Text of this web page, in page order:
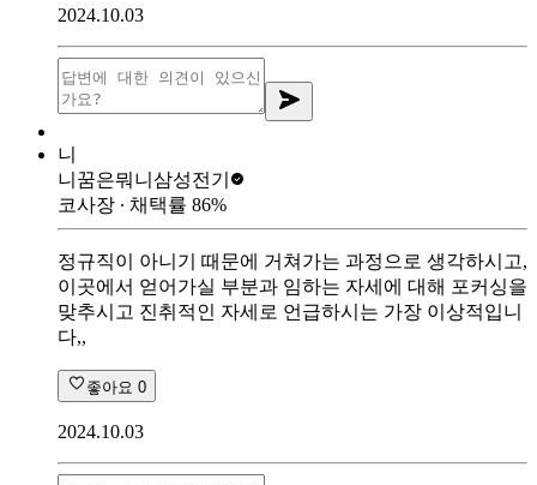
2024.10.03
니
니꿈은뭐니 삼성전기
코사장 ∙ 채택률 86%
정규직이 아니기 때문에 거쳐가는 과정으로 생각하시고,
이곳에서 얻어가실 부분과 임하는 자세에 대해 포커싱을
맞추시고 진취적인 자세로 언급하시는 가장 이상적입니
다,,
좋아요 0
2024.10.03